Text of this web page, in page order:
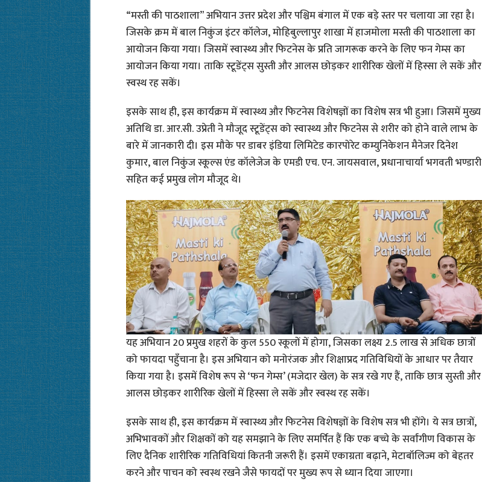
“मस्ती की पाठशाला” अभियान उत्तर प्रदेश और पश्चिम बंगाल में एक बड़े स्तर पर चलाया जा रहा है।
जिसके क्रम में बाल निकुंज इंटर कॉलेज, मोहिबुल्लापुर शाखा में हाजमोला मस्ती की पाठशाला का
आयोजन किया गया। जिसमें स्वास्थ्य और फिटनेस के प्रति जागरूक करने के लिए फन गेम्स का
आयोजन किया गया। ताकि स्टूडेंट्स सुस्ती और आलस छोड़कर शारीरिक खेलों में हिस्सा ले सकें और
स्वस्थ रह सकें।
इसके साथ ही, इस कार्यक्रम में स्वास्थ्य और फिटनेस विशेषज्ञों का विशेष सत्र भी हुआ। जिसमें मुख्य
अतिथि डा. आर.सी. उप्रेती ने मौजूद स्टूडेंट्स को स्वास्थ्य और फिटनेस से शरीर को होने वाले लाभ के
बारे में जानकारी दी। इस मौके पर डाबर इंडिया लिमिटेड कारपोरेट कम्युनिकेशन मैनेजर दिनेश
कुमार, बाल निकुंज स्कूल्स एंड कॉलेजेज के एमडी एच. एन. जायसवाल, प्रधानाचार्या भगवती भण्डारी
सहित कई प्रमुख लोग मौजूद थे।
यह अभियान 20 प्रमुख शहरों के कुल 550 स्कूलों में होगा, जिसका लक्ष्य 2.5 लाख से अधिक छात्रों
को फायदा पहुँचाना है। इस अभियान को मनोरंजक और शिक्षाप्रद गतिविधियों के आधार पर तैयार
किया गया है। इसमें विशेष रूप से ‘फन गेम्स’ (मजेदार खेल) के सत्र रखे गए हैं, ताकि छात्र सुस्ती और
आलस छोड़कर शारीरिक खेलों में हिस्सा ले सकें और स्वस्थ रह सकें।
इसके साथ ही, इस कार्यक्रम में स्वास्थ्य और फिटनेस विशेषज्ञों के विशेष सत्र भी होंगे। ये सत्र छात्रों,
अभिभावकों और शिक्षकों को यह समझाने के लिए समर्पित हैं कि एक बच्चे के सर्वांगीण विकास के
लिए दैनिक शारीरिक गतिविधियां कितनी जरूरी हैं। इसमें एकाग्रता बढ़ाने, मेटाबॉलिज्म को बेहतर
करने और पाचन को स्वस्थ रखने जैसे फायदों पर मुख्य रूप से ध्यान दिया जाएगा।